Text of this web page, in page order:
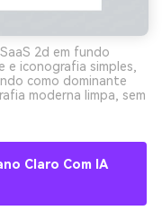
2d em fundo
iconografia simples,
como dominante
moderna limpa, sem
Claro Com IA